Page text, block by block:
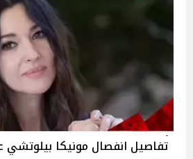
تفاصيل انفصال مونيكا بيلوتشي